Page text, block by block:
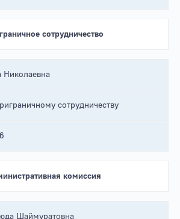
сотрудничество
Николаевна
сотрудничеству
комиссия
Шаймуратовна